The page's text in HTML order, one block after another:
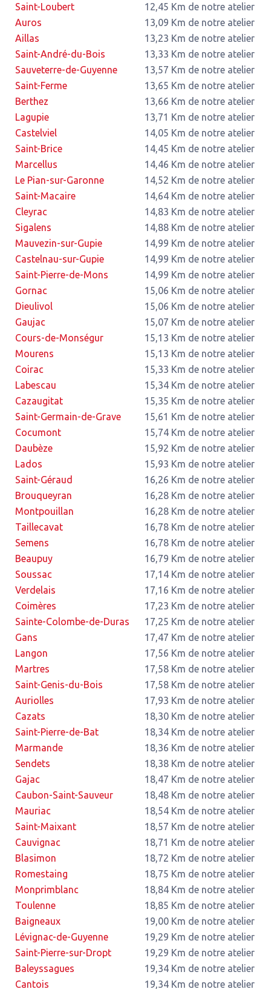
Saint-Loubert
12,45 Km de notre atelier
Auros
13,09 Km de notre atelier
Aillas
13,23 Km de notre atelier
Saint-André-du-Bois
13,33 Km de notre atelier
Sauveterre-de-Guyenne
13,57 Km de notre atelier
Saint-Ferme
13,65 Km de notre atelier
Berthez
13,66 Km de notre atelier
Lagupie
13,71 Km de notre atelier
Castelviel
14,05 Km de notre atelier
Saint-Brice
14,45 Km de notre atelier
Marcellus
14,46 Km de notre atelier
Le Pian-sur-Garonne
14,52 Km de notre atelier
Saint-Macaire
14,64 Km de notre atelier
Cleyrac
14,83 Km de notre atelier
Sigalens
14,88 Km de notre atelier
Mauvezin-sur-Gupie
14,99 Km de notre atelier
Castelnau-sur-Gupie
14,99 Km de notre atelier
Saint-Pierre-de-Mons
14,99 Km de notre atelier
Gornac
15,06 Km de notre atelier
Dieulivol
15,06 Km de notre atelier
Gaujac
15,07 Km de notre atelier
Cours-de-Monségur
15,13 Km de notre atelier
Mourens
15,13 Km de notre atelier
Coirac
15,33 Km de notre atelier
Labescau
15,34 Km de notre atelier
Cazaugitat
15,35 Km de notre atelier
Saint-Germain-de-Grave
15,61 Km de notre atelier
Cocumont
15,74 Km de notre atelier
Daubèze
15,92 Km de notre atelier
Lados
15,93 Km de notre atelier
Saint-Géraud
16,26 Km de notre atelier
Brouqueyran
16,28 Km de notre atelier
Montpouillan
16,28 Km de notre atelier
Taillecavat
16,78 Km de notre atelier
Semens
16,78 Km de notre atelier
Beaupuy
16,79 Km de notre atelier
Soussac
17,14 Km de notre atelier
Verdelais
17,16 Km de notre atelier
Coimères
17,23 Km de notre atelier
Sainte-Colombe-de-Duras
17,25 Km de notre atelier
Gans
17,47 Km de notre atelier
Langon
17,56 Km de notre atelier
Martres
17,58 Km de notre atelier
Saint-Genis-du-Bois
17,58 Km de notre atelier
Auriolles
17,93 Km de notre atelier
Cazats
18,30 Km de notre atelier
Saint-Pierre-de-Bat
18,34 Km de notre atelier
Marmande
18,36 Km de notre atelier
Sendets
18,38 Km de notre atelier
Gajac
18,47 Km de notre atelier
Caubon-Saint-Sauveur
18,48 Km de notre atelier
Mauriac
18,54 Km de notre atelier
Saint-Maixant
18,57 Km de notre atelier
Cauvignac
18,71 Km de notre atelier
Blasimon
18,72 Km de notre atelier
Romestaing
18,75 Km de notre atelier
Monprimblanc
18,84 Km de notre atelier
Toulenne
18,85 Km de notre atelier
Baigneaux
19,00 Km de notre atelier
Lévignac-de-Guyenne
19,29 Km de notre atelier
Saint-Pierre-sur-Dropt
19,29 Km de notre atelier
Baleyssagues
19,34 Km de notre atelier
Cantois
19,34 Km de notre atelier